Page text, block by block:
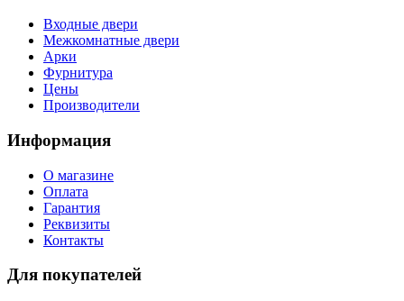
Входные двери
Межкомнатные двери
Арки
Фурнитура
Цены
Производители
Информация
О магазине
Оплата
Гарантия
Реквизиты
Контакты
Для покупателей